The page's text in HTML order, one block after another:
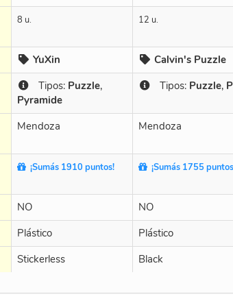
8 u. 12 u.
YuXin Calvin's Puzzle
Tipos: Puzzle,
Pyramide
Tipos: Puzzle,
Mendoza Mendoza
¡Sumás 1910 puntos! ¡Sumás 1755
NO NO
Plástico Plástico
Stickerless Black